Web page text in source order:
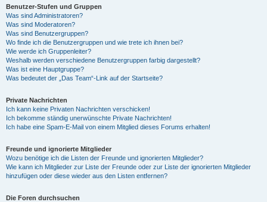
Benutzer-Stufen und Gruppen
Was sind Administratoren?
Was sind Moderatoren?
Was sind Benutzergruppen?
Wo finde ich die Benutzergruppen und wie trete ich ihnen bei?
Wie werde ich Gruppenleiter?
Weshalb werden verschiedene Benutzergruppen farbig dargestellt?
Was ist eine Hauptgruppe?
Was bedeutet der „Das Team“-Link auf der Startseite?
Private Nachrichten
Ich kann keine Privaten Nachrichten verschicken!
Ich bekomme ständig unerwünschte Private Nachrichten!
Ich habe eine Spam-E-Mail von einem Mitglied dieses Forums erhalten!
Freunde und ignorierte Mitglieder
Wozu benötige ich die Listen der Freunde und ignorierten Mitglieder?
Wie kann ich Mitglieder zur Liste der Freunde oder zur Liste der ignorierten Mitglieder
hinzufügen oder diese wieder aus den Listen entfernen?
Die Foren durchsuchen